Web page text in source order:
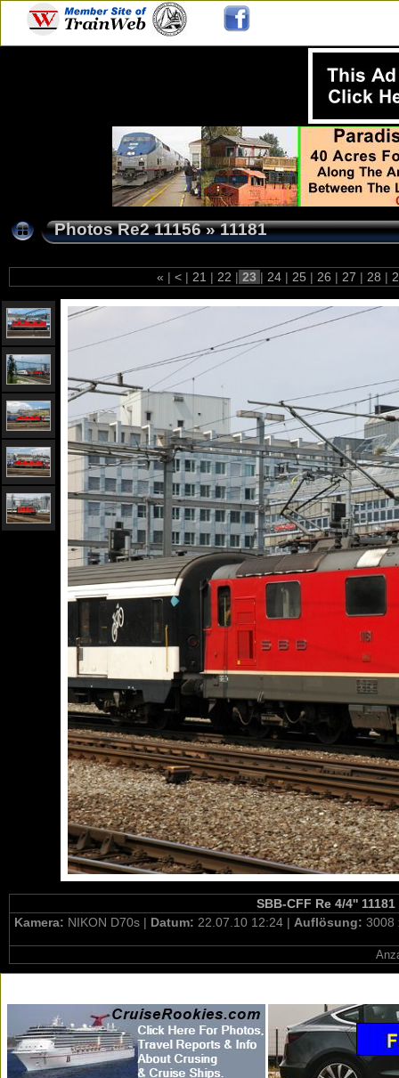
Photos Re2 11156»11181
« | < | 21 | 22 | 23 | 24 | 25 | 26 | 27 | 28 |
SBB-CFF Re 4/4''
Kamera: NIKON D70s | Datum: 22.07.10 12:24 | Auflösung: 3008